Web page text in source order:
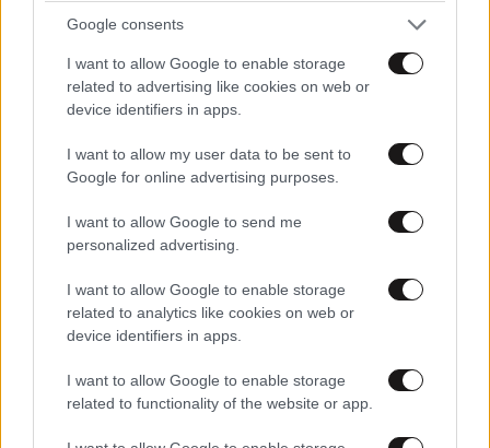
Google consents
I want to allow Google to enable storage
related to advertising like cookies on web or
device identifiers in apps.
I want to allow my user data to be sent to
Google for online advertising purposes.
I want to allow Google to send me
personalized advertising.
I want to allow Google to enable storage
related to analytics like cookies on web or
device identifiers in apps.
I want to allow Google to enable storage
related to functionality of the website or app.
πώς να βρείτε πραγματική ανακούφιση
Ακολουθήστε τοNEWSBEASTστοGoogle News
και μάθετε πρώτοι όλες τις ειδήσεις